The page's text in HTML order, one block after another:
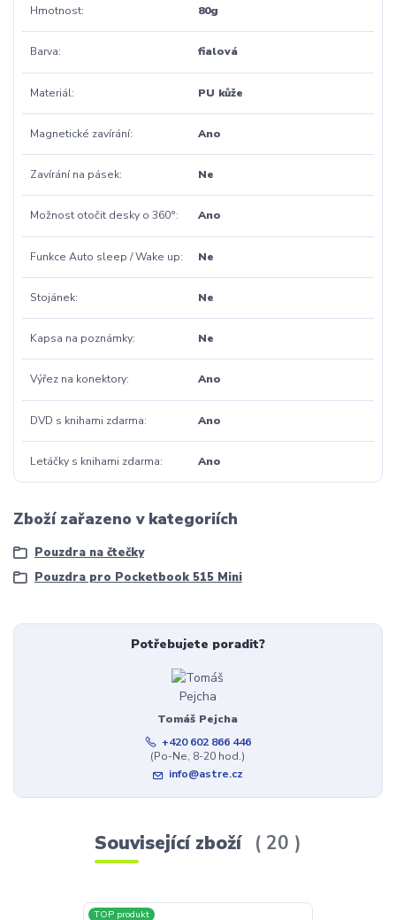
Hmotnost 80g
Barva fialová
Materiál PU kůže
Magnetické zavírání Ano
Zavírání na pásek Ne
Možnost otočit desky o 360° Ano
Funkce Auto sleep / Wake up Ne
Stojánek Ne
Kapsa na poznámky Ne
Výřez na konektory Ano
DVD s knihami zdarma Ano
Letáčky s knihami zdarma Ano
Zboží zařazeno v kategoriích
Pouzdra na čtečky
Pouzdra pro Pocketbook 515 Mini
Potřebujete poradit?
Tomáš Pejcha
+420 602 866 446
(Po-Ne, 8-20 hod.)
info@astre.cz
Související zboží 20
TOP produkt